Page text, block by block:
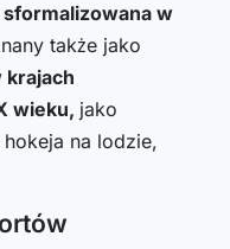
sformalizowana w
także jako
krajach
wieku, jako
na lodzie,